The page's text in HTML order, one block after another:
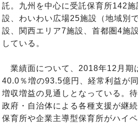
託。九州を中心に受託保育所142
設、わいわい広場25施設（地域別
設、関西エリア7施設、首都圏4施
している。
業績面について、2018年12月期
40.0％増の93.5億円、経常利益が
増収増益の見通しとなっている。
政府・自治体による各種支援が継
保育所や企業主導型保育所がハイ